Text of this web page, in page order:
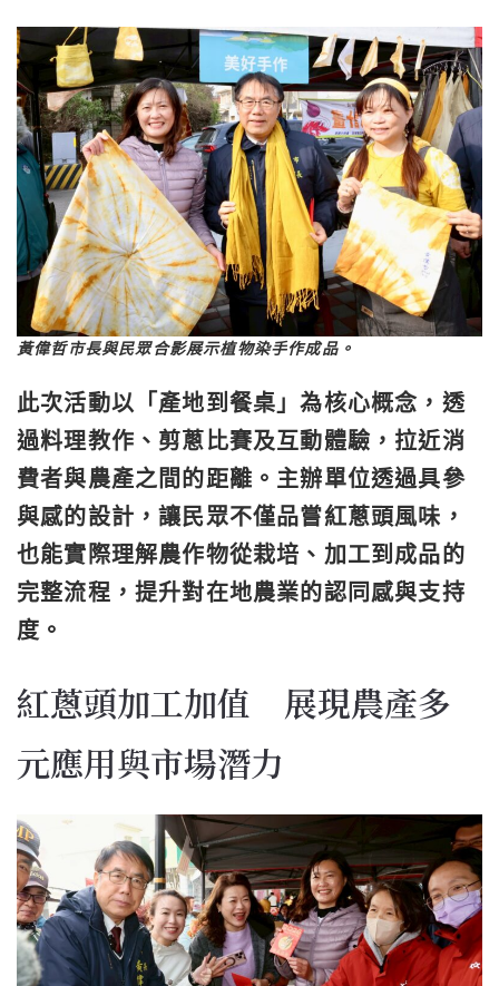
黃偉哲市長與民眾合影展示植物染手作成品。
此次活動以「產地到餐桌」為核心概念，透
過料理教作、剪蔥比賽及互動體驗，拉近消
費者與農產之間的距離。主辦單位透過具參
與感的設計，讓民眾不僅品嘗紅蔥頭風味，
也能實際理解農作物從栽培、加工到成品的
完整流程，提升對在地農業的認同感與支持
度。
紅蔥頭加工加值 展現農產多
元應用與市場潛力